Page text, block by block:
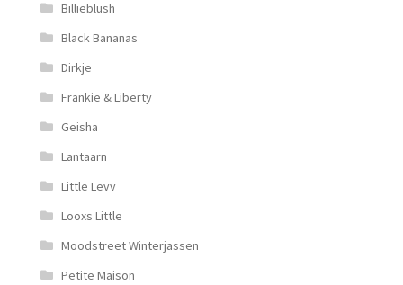
Billieblush
Black Bananas
Dirkje
Frankie & Liberty
Geisha
Lantaarn
Little Levv
Looxs Little
Moodstreet Winterjassen
Petite Maison